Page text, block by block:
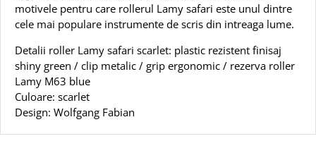
motivele pentru care rollerul Lamy safari este unul dintre
cele mai populare instrumente de scris din intreaga lume.
Detalii roller Lamy safari scarlet: plastic rezistent finisaj
shiny green / clip metalic / grip ergonomic / rezerva roller
Lamy M63 blue
Culoare: scarlet
Design: Wolfgang Fabian